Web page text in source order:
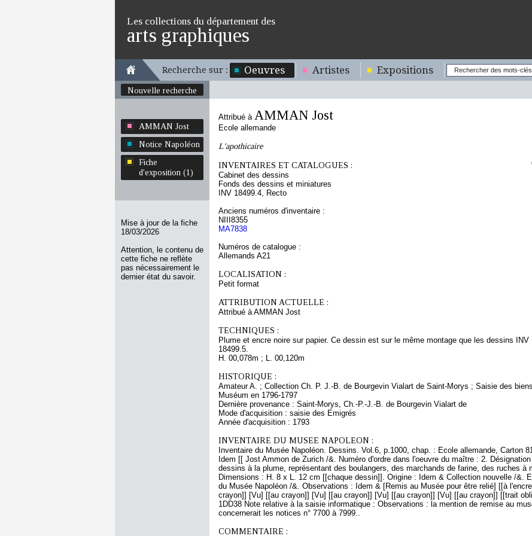
Les collections du département des
arts graphiques
Recherche sur : Oeuvres Artistes Expositions
Nouvelle recherche
AMMAN Jost
Notice Napoléon
Fiche
d'exposition (1)
Mise à jour de la fiche
18/03/2026
Attention, le contenu de
cette fiche ne reflète
pas nécessairement le
dernier état du savoir.
Attribué à AMMAN Jost
Ecole allemande
L'apothicaire
INVENTAIRES ET CATALOGUES :
Cabinet des dessins
Fonds des dessins et miniatures
INV 18499.4, Recto
Anciens numéros d'inventaire :
NIII8355
MA7838
Numéros de catalogue :
Allemands A21
LOCALISATION :
Petit format
ATTRIBUTION ACTUELLE :
Attribué à AMMAN Jost
TECHNIQUES :
Plume et encre noire sur papier. Ce dessin est sur le même montage que les dessins
18499.5.
H. 00,078m ; L. 00,120m
HISTORIQUE :
Amateur A. ; Collection Ch. P. J.-B. de Bourgevin Vialart de Saint-Morys ; Saisie des
Muséum en 1796-1797
Dernière provenance : Saint-Morys, Ch.-P.-J.-B. de Bourgevin Vialart de
Mode d'acquisition : saisie des Emigrés
Année d'acquisition : 1793
INVENTAIRE DU MUSEE NAPOLEON :
Inventaire du Musée Napoléon. Dessins. Vol.6, p.1000, chap. : Ecole allemande, Carton
Idem [[ Jost Ammon de Zurich /&. Numéro d'ordre dans l'oeuvre du maître : 2.
dessins à la plume, représentant des boulangers, des marchands de farine, des ruches à
Dimensions : H. 8 x L. 12 cm [[chaque dessin]]. Origine : Idem & Collection nouvelle /&.
du Musée Napoléon /&. Observations : Idem & [Remis au Musée pour être relié] [[à
crayon]] [Vu] [[au crayon]] [Vu] [[au crayon]] [Vu] [[au crayon]] [Vu] [[au crayon]] [[trait
1DD38 Note relative à la saisie informatique : Observations : la mention de remise au
concernerait les notices n° 7700 à 7999..
COMMENTAIRE :